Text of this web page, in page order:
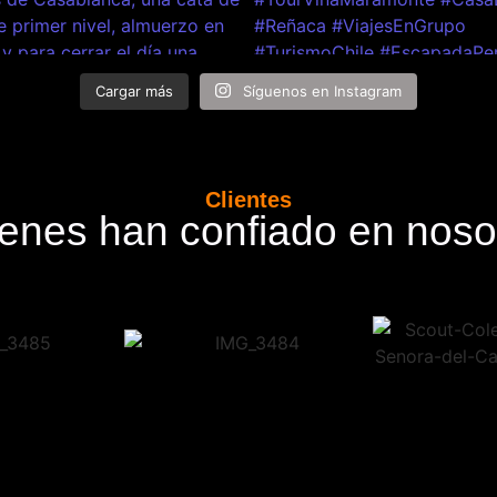
Cargar más Síguenos en Instagram
Clientes
han confiado en